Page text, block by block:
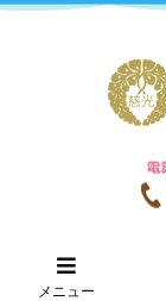
メニュー